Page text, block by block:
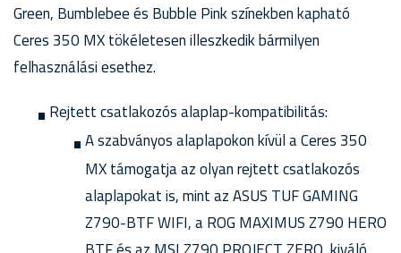
Green, Bumblebee és Bubble Pink színekben kapható
Ceres 350 MX tökéletesen illeszkedik bármilyen
felhasználási esethez.
Rejtett csatlakozós alaplap-kompatibilitás:
A szabványos alaplapokon kívül a Ceres 350
MX támogatja az olyan rejtett csatlakozós
alaplapokat is, mint az ASUS TUF GAMING
Z790-BTF WIFI, a ROG MAXIMUS Z790 HERO